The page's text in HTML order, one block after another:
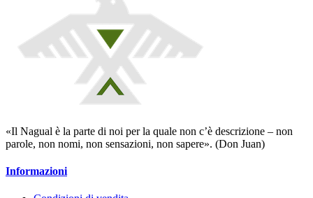
«Il Nagual è la parte di noi per la quale non c’è descrizione – non
parole, non nomi, non sensazioni, non sapere». (Don Juan)
Informazioni